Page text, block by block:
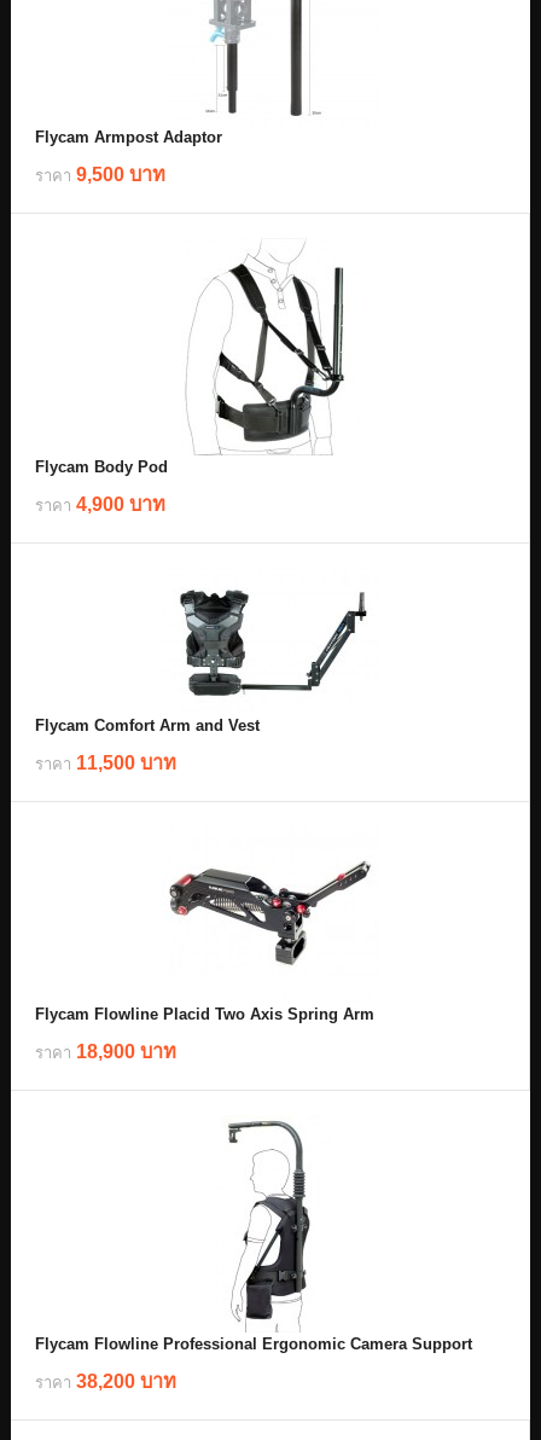
Flycam Armpost Adaptor
ราคา 9,500 บาท
Flycam Body Pod
ราคา 4,900 บาท
Flycam Comfort Arm and Vest
ราคา 11,500 บาท
Flycam Flowline Placid Two Axis Spring Arm
ราคา 18,900 บาท
Flycam Flowline Professional Ergonomic Camera Support
ราคา 38,200 บาท